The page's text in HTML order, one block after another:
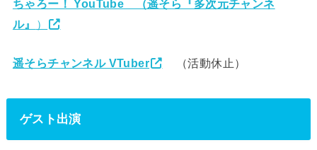
ちゃろー！ YouTube （遥そら『多次元チャンネ
ル』
）
遥そらチャンネル VTuber （活動休止）
ゲスト出演